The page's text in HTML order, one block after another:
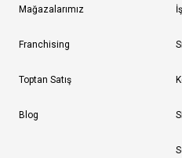
Mağazalarımız
Franchising
Toptan Satış
Blog